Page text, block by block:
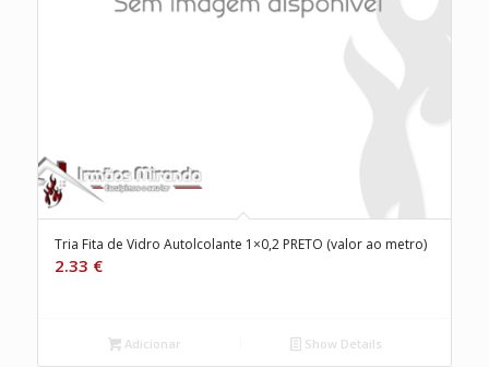
Tria Fita de Vidro Autolcolante 1×0,2 PRETO (valor ao metro)
2.33 €
Adicionar Show Details